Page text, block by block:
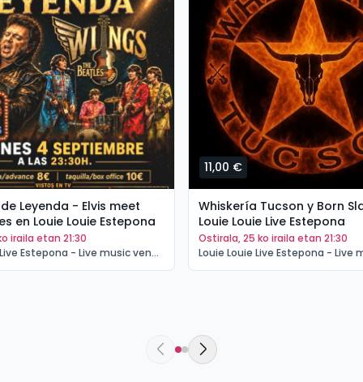
Leyenda - Elvis meet
en Louie Louie Estepona
iraila etan 21:30
Louie Louie Live Estepona - Live music venue Estepona | Estepona
11,00 €
Whiskería Tucson y Born
Louie Louie Live Estepona
ostirala, 25 ko iraila etan 21:30